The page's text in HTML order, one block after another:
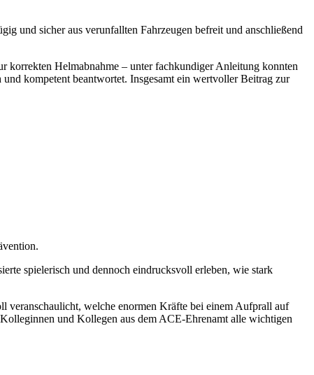
und sicher aus verun­fallten Fahr­zeugen befreit und anschlie­ßend
korrekten Helm­ab­nahme – unter fach­kun­diger Anlei­tung konnten
kompe­tent beant­wortet. Insge­samt ein wert­voller Beitrag zur
spie­le­risch und dennoch eindrucks­voll erleben, wie stark
veran­schau­licht, welche enormen Kräfte bei einem Aufprall auf
und Kollegen aus dem ACE-Ehrenamt alle wich­tigen